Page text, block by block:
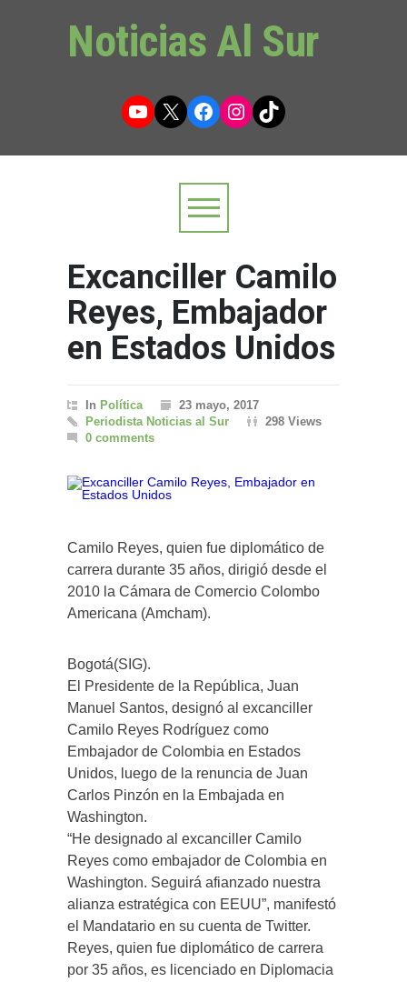
Noticias Al Sur
YouTube
X Facebook
Instagram
TikTok
Excanciller Camilo
Reyes, Embajador
en Estados Unidos
In Política
23 mayo, 2017
Periodista Noticias al Sur
298 Views
0 comments
Camilo Reyes, quien fue diplomático de
carrera durante 35 años, dirigió desde el
2010 la Cámara de Comercio Colombo
Americana (Amcham).
Bogotá(SIG).
El Presidente de la República, Juan
Manuel Santos, designó al excanciller
Camilo Reyes Rodríguez como
Embajador de Colombia en Estados
Unidos, luego de la renuncia de Juan
Carlos Pinzón en la Embajada en
Washington.
“He designado al excanciller Camilo
Reyes como embajador de Colombia en
Washington. Seguirá afianzado nuestra
alianza estratégica con EEUU”, manifestó
el Mandatario en su cuenta de Twitter.
Reyes, quien fue diplomático de carrera
por 35 años, es licenciado en Diplomacia